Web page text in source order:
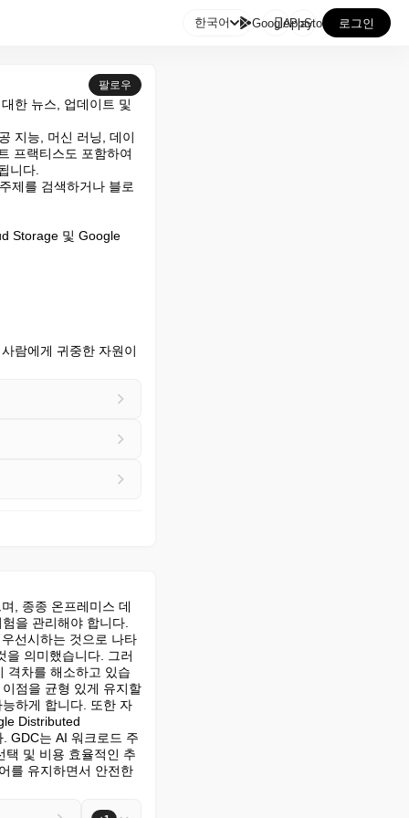
한국어 GooglePlay
AppStore 로그인
팔로우
한 뉴스, 업데이트 및
지능, 머신 러닝, 데이
프랙티스도 포함하여
니다.
제를 검색하거나 블로
Storage 및 Google
람에게 귀중한 자원이
, 종종 온프레미스 데
을 관리해야 합니다.
선시하는 것으로 나타
을 의미했습니다. 그러
격차를 해소하고 있습
점을 균형 있게 유지할
하게 합니다. 또한 자
Distributed
GDC는 AI 워크로드 주
택 및 비용 효율적인 추
를 유지하면서 안전한